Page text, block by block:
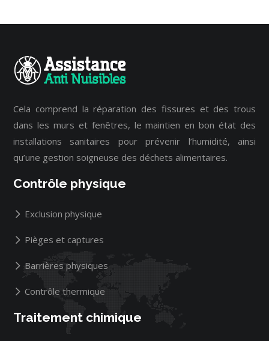
Cela comprend la réparation des fissures et des trous
dans les murs et fenêtres, le maintien en bon état des
installations sanitaires pour prévenir l’humidité, ainsi
qu’une gestion soigneuse des déchets alimentaires.
Contrôle physique
Exclusion physique
Pièges et captures
Barrières physiques
Contrôle thermique
Traitement chimique